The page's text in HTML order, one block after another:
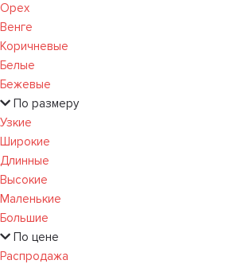
Орех
Венге
Коричневые
Белые
Бежевые
По размеру
Узкие
Широкие
Длинные
Высокие
Маленькие
Большие
По цене
Распродажа